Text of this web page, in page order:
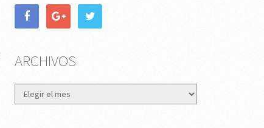
ARCHIVOS
Archivos